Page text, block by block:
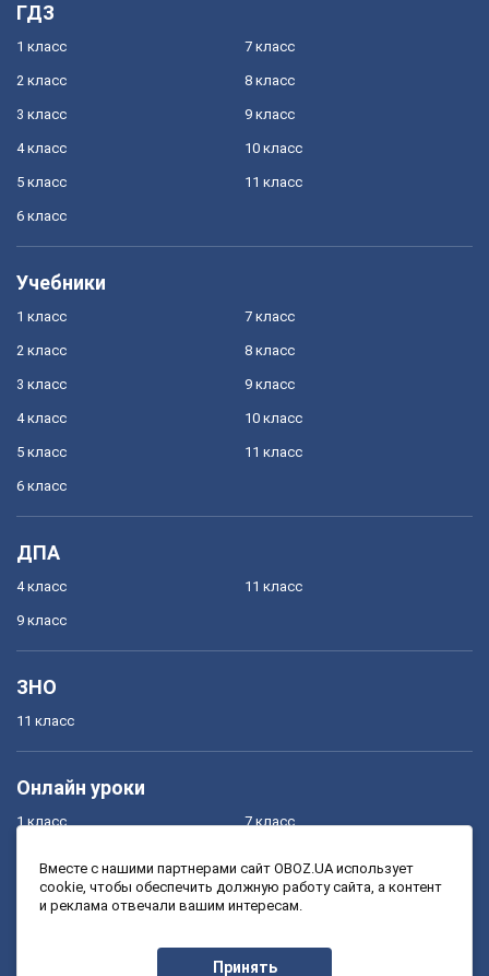
ГДЗ
1 класс
2 класс
3 класс
4 класс
5 класс
6 класс
7 класс
8 класс
9 класс
10 класс
11 класс
Учебники
1 класс
2 класс
3 класс
4 класс
5 класс
6 класс
7 класс
8 класс
9 класс
10 класс
11 класс
ДПА
4 класс
9 класс
11 класс
ЗНО
11 класс
Онлайн уроки
1 класс
3 класс
7 класс
9 класс
Вместе с нашими партнерами сайт OBOZ.UA использует
cookie, чтобы обеспечить должную работу сайта, а контент
и реклама отвечали вашим интересам.
Принять